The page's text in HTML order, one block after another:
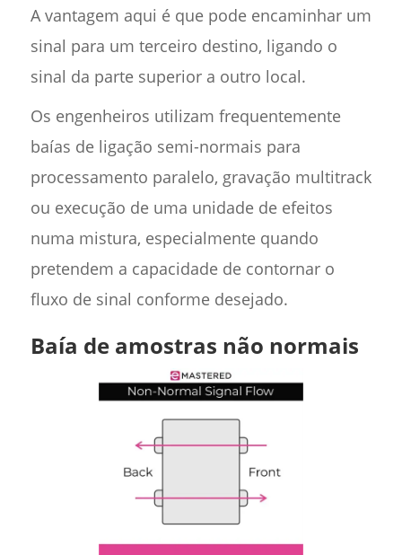
A vantagem aqui é que pode encaminhar um
sinal para um terceiro destino, ligando o
sinal da parte superior a outro local.
Os engenheiros utilizam frequentemente
baías de ligação semi-normais para
processamento paralelo, gravação multitrack
ou execução de uma unidade de efeitos
numa mistura, especialmente quando
pretendem a capacidade de contornar o
fluxo de sinal conforme desejado.
Baía de amostras não normais